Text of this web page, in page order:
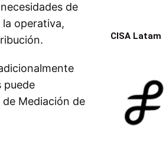
de
la operativa,
puede
Mediación de
CISA Latam